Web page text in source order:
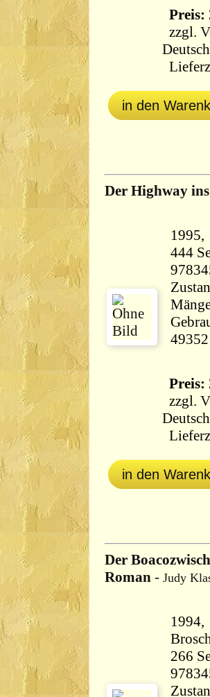
Preis:
zzgl.
in den
Der Highway
444 Seiten
49352
Preis:
zzgl.
in den
Der
Roman - Judy
266 Seiten